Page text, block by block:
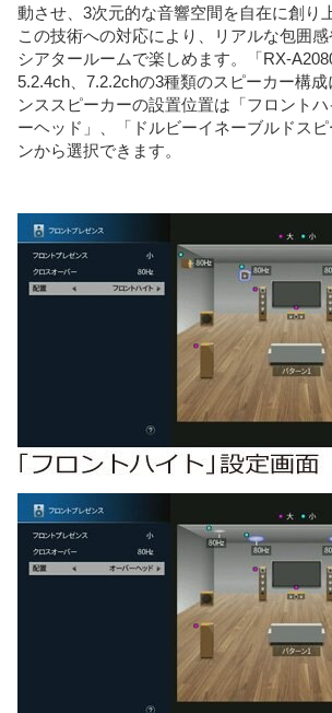
動させ、3次元的な音響空間を自在に創り
この技術への対応により、リアルな包囲
シアタールームで楽しめます。「RX-
5.2.4ch、7.2.2chの3種類のスピーカー構
ンススピーカーの設置位置は「フロント
ーヘッド」、「ドルビーイネーブルドス
ンから選択できます。